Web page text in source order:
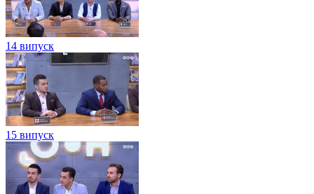
14 випуск
15 випуск